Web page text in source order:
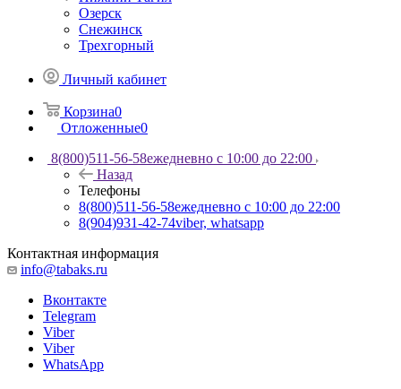
Озерск
Снежинск
Трехгорный
Личный кабинет
Корзина0
Отложенные0
8(800)511-56-58ежедневно с 10:00 до 22:00
Назад
Телефоны
8(800)511-56-58ежедневно с 10:00 до 22:00
8(904)931-42-74viber, whatsapp
Контактная информация
info@tabaks.ru
Вконтакте
Telegram
Viber
Viber
WhatsApp